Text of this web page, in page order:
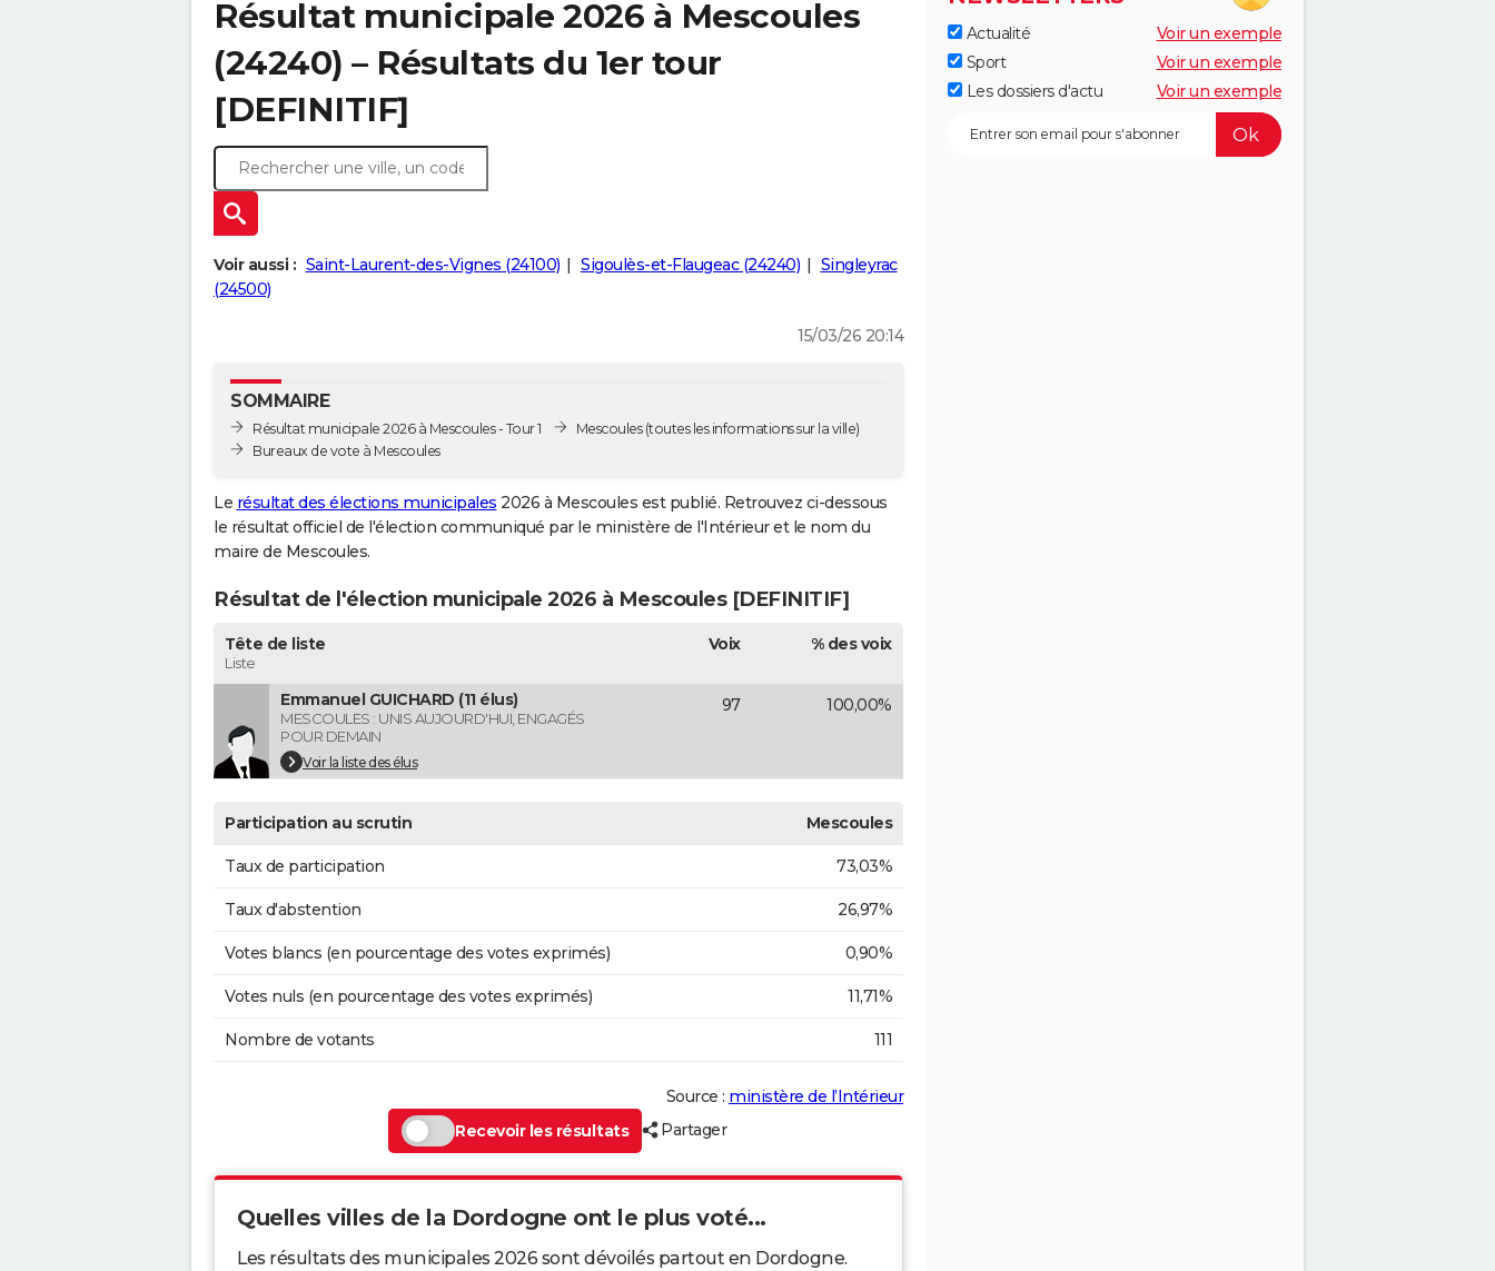
Résultat municipale 2026 à Mescoules
(24240) – Résultats du 1er tour
[DEFINITIF]
Voir aussi : Saint-Laurent-des-Vignes (24100) Sigoulès-et-Flaugeac (24240)
Singleyrac
(24500)
15/03/26 20:14
SOMMAIRE
Résultat municipale 2026 à Mescoules - Tour 1
Bureaux de vote à Mescoules
Mescoules(toutes les informations sur la ville)
Le résultat des élections municipales 2026 à Mescoules est publié. Retrouvez ci-dessous
le résultat officiel de l'élection communiqué par le ministère de l'Intérieur et le nom du
maire de Mescoules.
Résultat de l'élection municipale 2026 à Mescoules [DEFINITIF]
Tête de liste
Liste
Voix % des voix
Emmanuel GUICHARD (11 élus)
MESCOULES : UNIS AUJOURD'HUI, ENGAGÉS
POUR DEMAIN
Voir la liste des élus
97 100,00%
Participation au scrutin Mescoules
Taux de participation 73,03%
Taux d'abstention 26,97%
Votes blancs (en pourcentage des votes exprimés) 0,90%
Votes nuls (en pourcentage des votes exprimés) 11,71%
Nombre de votants 111
Source : ministère de l’Intérieur
Recevoir les résultats
Partager
Quelles villes de la Dordogne ont le plus voté...
Les résultats des municipales 2026 sont dévoilés partout en Dordogne.
Actualité
Voir un exemple
Sport
Voir un exemple
Les dossiers d'actu
Voir un exemple